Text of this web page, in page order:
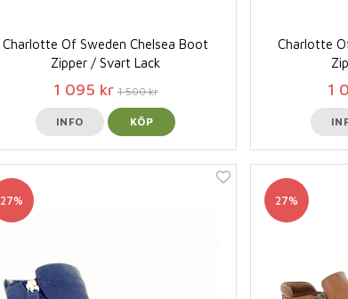
Charlotte Of Sweden Chelsea Boot
Zipper / Svart Lack
1 095 kr 1 500 kr
INFO KÖP
Charlotte
1
27% 27%